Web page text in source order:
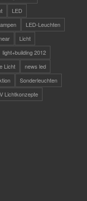
LED
LED-Leuchten
Licht
light+building 2012
Licht
news led
Sonderleuchten
Lichtkonzepte